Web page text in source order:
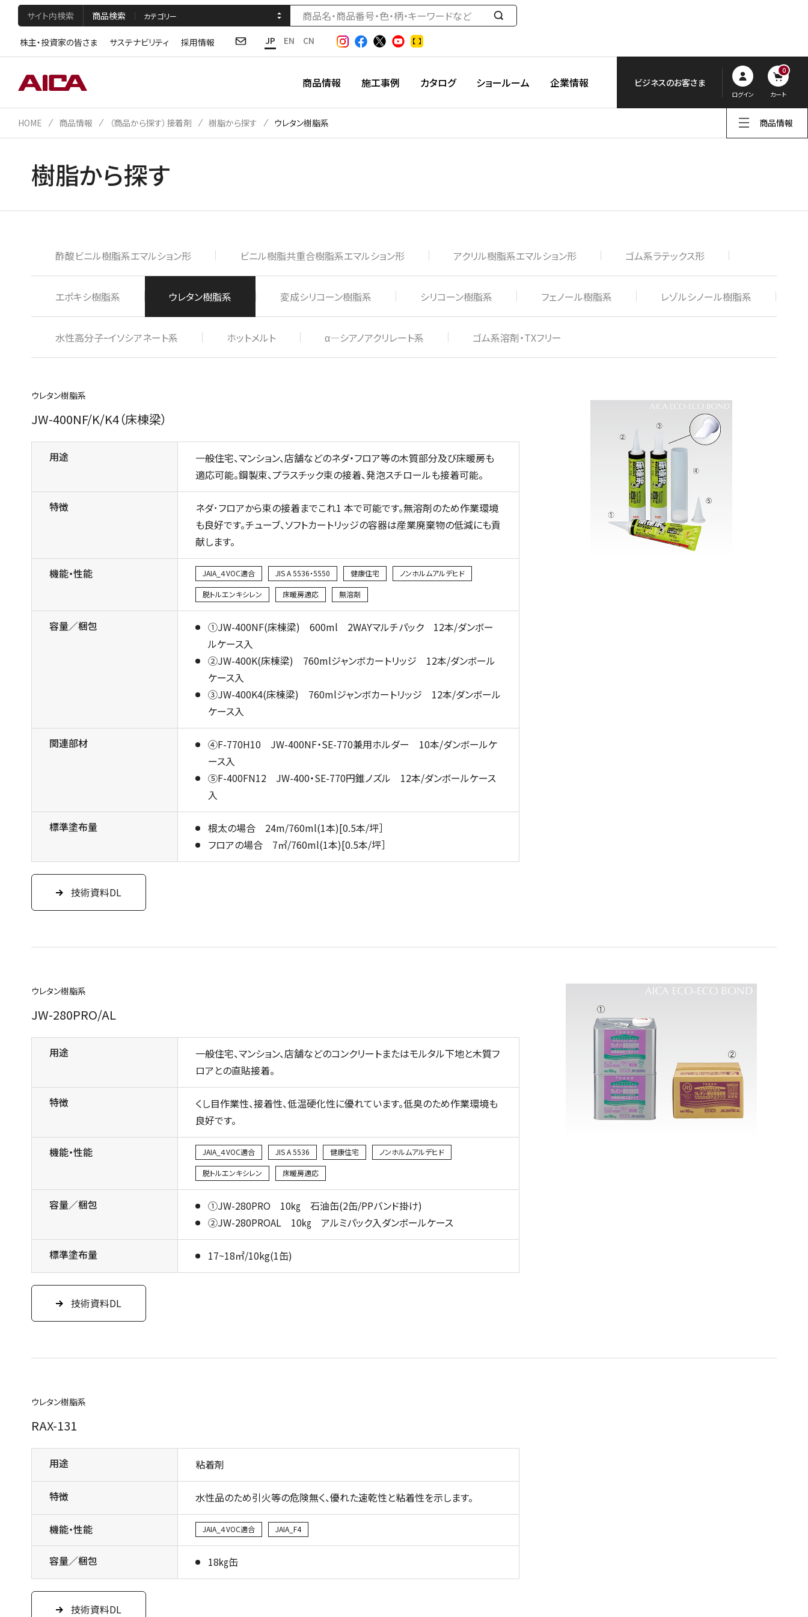
サイト内検索 商品検索
検
す
株主・投資家の皆さま サステナビリティ 採用情報 JP EN CN
商品情報 施工事例 カタログ ショールーム 企業情報 ビジネスのお客さま
ログイン
0
カート
商品情報
HOME 商品情報 （商品から探す）接着剤 樹脂から探す ウレタン樹脂系
樹脂から探す
酢酸ビニル樹脂系エマルション形 ビニル樹脂共重合樹脂系エマルション形 アクリル樹脂系エマルション形 ゴム系ラテックス形
エポキシ樹脂系 ウレタン樹脂系 変成シリコーン樹脂系 シリコーン樹脂系 フェノール樹脂系 レゾルシノール樹脂系
水性高分子ｰイソシアネート系 ホットメルト α―シアノアクリレート系 ゴム系溶剤・TXフリー
ウレタン樹脂系
JW-400NF/K/K4（床棟梁）
用途
一般住宅、マンション、店舗などのネダ・フロア等の木質部分及び床暖房も
適応可能。鋼製束、プラスチック束の接着、発泡スチロールも接着可能。
特徴
ネダ･フロアから束の接着までこれ1 本で可能です。無溶剤のため作業環境
も良好です。チューブ、ソフトカートリッジの容器は産業廃棄物の低減にも貢
献します。
機能・性能 JAIA_４VOC適合 JIS A 5536・5550 健康住宅 ノンホルムアルデヒド
脱トルエンキシレン 床暖房適応 無溶剤
容量／梱包
①JW-400NF(床棟梁) 600ml 2WAYマルチパック 12本/ダンボー
ルケース入
②JW-400K(床棟梁) 760mlジャンボカートリッジ 12本/ダンボール
ケース入
③JW-400K4(床棟梁) 760mlジャンボカートリッジ 12本/ダンボール
ケース入
関連部材
④F-770H10 JW-400NF・SE-770兼用ホルダー 10本/ダンボールケ
ース入
⑤F-400FN12 JW-400・SE-770円錐ノズル 12本/ダンボールケース
入
標準塗布量
根太の場合 24m/760ml(1本)[0.5本/坪］
フロアの場合 7㎡/760ml(1本)[0.5本/坪］
技術資料DL
ウレタン樹脂系
JW-280PRO/AL
用途
一般住宅、マンション、店舗などのコンクリートまたはモルタル下地と木質フ
ロアとの直貼接着。
特徴
くし目作業性、接着性、低温硬化性に優れています。低臭のため作業環境も
良好です。
機能・性能 JAIA_４VOC適合 JIS A 5536 健康住宅 ノンホルムアルデヒド
脱トルエンキシレン 床暖房適応
容量／梱包
①JW-280PRO 10㎏ 石油缶(2缶/PPバンド掛け)
②JW-280PROAL 10㎏ アルミパック入ダンボールケース
標準塗布量 17~18㎡/10kg(1缶)
技術資料DL
ウレタン樹脂系
RAX-131
用途 粘着剤
特徴 水性品のため引火等の危険無く、優れた速乾性と粘着性を示します。
機能・性能 JAIA_４VOC適合 JAIA_F4
容量／梱包 18㎏缶
技術資料DL